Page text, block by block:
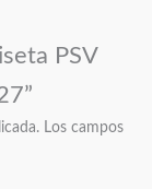
PSV
Los campos